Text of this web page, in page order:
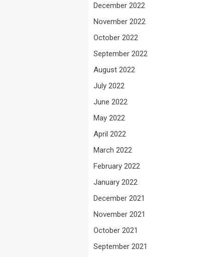
December 2022
November 2022
October 2022
September 2022
August 2022
July 2022
June 2022
May 2022
April 2022
March 2022
February 2022
January 2022
December 2021
November 2021
October 2021
September 2021